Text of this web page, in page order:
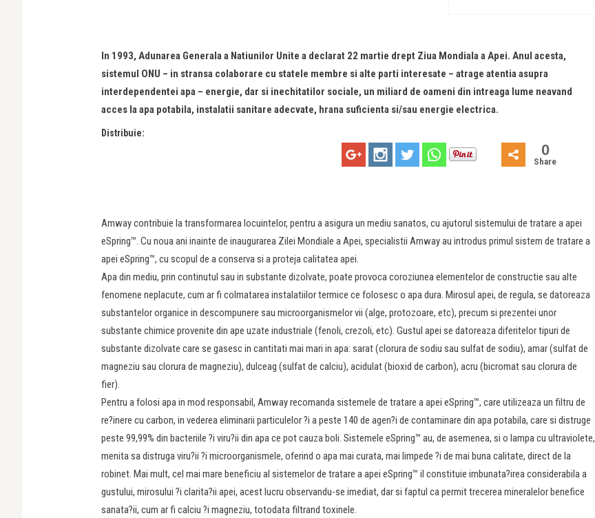
In 1993, Adunarea Generala a Natiunilor Unite a declarat 22 martie drept Ziua Mondiala a Apei. Anul acesta,
sistemul ONU – in stransa colaborare cu statele membre si alte parti interesate – atrage atentia asupra
interdependentei apa – energie, dar si inechitatilor sociale, un miliard de oameni din intreaga lume neavand
acces la apa potabila, instalatii sanitare adecvate, hrana suficienta si/sau energie electrica.
Distribuie:
0
Share
Amway contribuie la transformarea locuintelor, pentru a asigura un mediu sanatos, cu ajutorul sistemului de tratare a apei
eSpring™. Cu noua ani inainte de inaugurarea Zilei Mondiale a Apei, specialistii Amway au introdus primul sistem de tratare a
apei eSpring™, cu scopul de a conserva si a proteja calitatea apei.
Apa din mediu, prin continutul sau in substante dizolvate, poate provoca coroziunea elementelor de constructie sau alte
fenomene neplacute, cum ar fi colmatarea instalatiilor termice ce folosesc o apa dura. Mirosul apei, de regula, se datoreaza
substantelor organice in descompunere sau microorganismelor vii (alge, protozoare, etc), precum si prezentei unor
substante chimice provenite din ape uzate industriale (fenoli, crezoli, etc). Gustul apei se datoreaza diferitelor tipuri de
substante dizolvate care se gasesc in cantitati mai mari in apa: sarat (clorura de sodiu sau sulfat de sodiu), amar (sulfat de
magneziu sau clorura de magneziu), dulceag (sulfat de calciu), acidulat (bioxid de carbon), acru (bicromat sau clorura de
fier).
Pentru a folosi apa in mod responsabil, Amway recomanda sistemele de tratare a apei eSpring™, care utilizeaza un filtru de
re?inere cu carbon, in vederea eliminarii particulelor ?i a peste 140 de agen?i de contaminare din apa potabila, care si distruge
peste 99,99% din bacteriile ?i viru?ii din apa ce pot cauza boli. Sistemele eSpring™ au, de asemenea, si o lampa cu ultraviolete,
menita sa distruga viru?ii ?i microorganismele, oferind o apa mai curata, mai limpede ?i de mai buna calitate, direct de la
robinet. Mai mult, cel mai mare beneficiu al sistemelor de tratare a apei eSpring™ il constituie imbunata?irea considerabila a
gustului, mirosului ?i clarita?ii apei, acest lucru observandu-se imediat, dar si faptul ca permit trecerea mineralelor benefice
sanata?ii, cum ar fi calciu ?i magneziu, totodata filtrand toxinele.